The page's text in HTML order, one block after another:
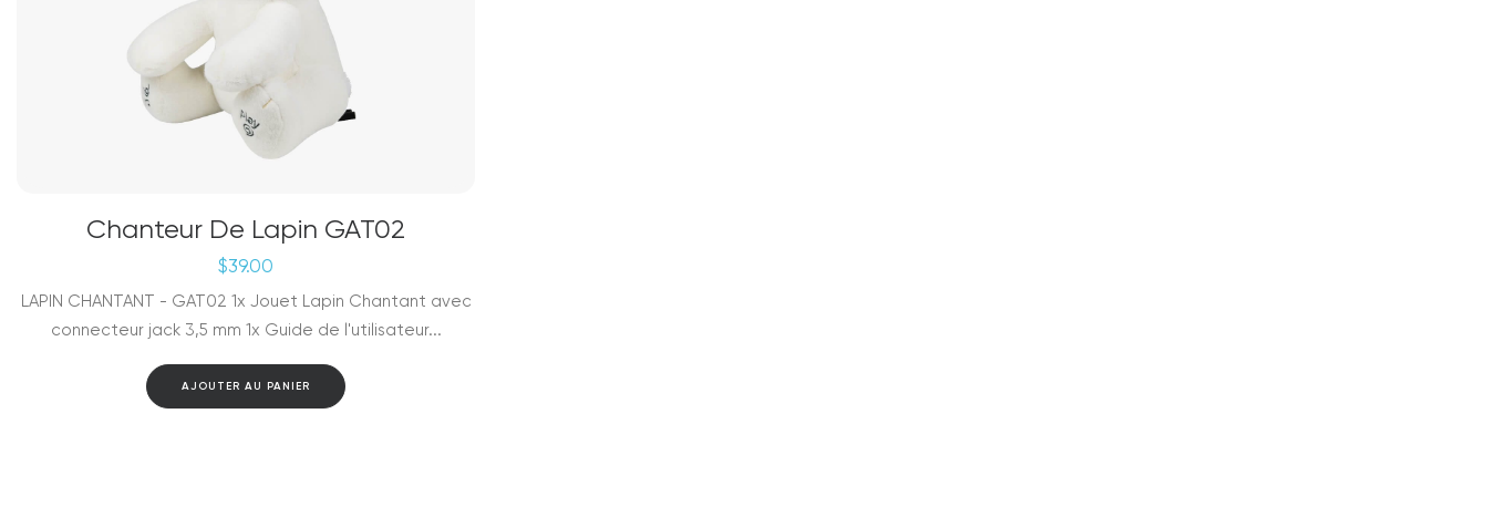
Chanteur De Lapin GAT02
$39.00
LAPIN CHANTANT - GAT02 1x Jouet Lapin Chantant avec
connecteur jack 3,5 mm 1x Guide de l'utilisateur...
AJOUTER AU PANIER